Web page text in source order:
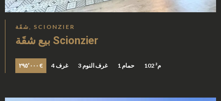
شقَة, SCIONZIER
بيع شقَة Scionzier
٢٩٥٬٠٠٠ € 4 غرف 3 غرف النوم 1 حمام 102 م²